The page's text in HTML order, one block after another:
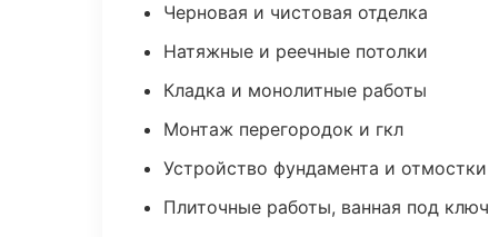
Черновая и чистовая отделка
Натяжные и реечные потолки
Кладка и монолитные работы
Монтаж перегородок и гкл
Устройство фундамента и отмостки
Плиточные работы, ванная под ключ